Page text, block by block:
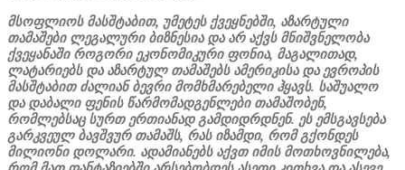
მსოფლიოს მასშტაბით, უმეტეს ქვეყნებში, აზარტული
თამაშები ლეგალური ბიზნესია და არ აქვს მნიშვნელობა
ქვეყანაში როგორი ეკონომიკური ფონია, მაგალითად,
ლატარიებს და აზარტულ თამაშებს ამერიკისა და ევროპის
მასშტაბით ძალიან ბევრი მომხმარებელი ჰყავს. საშუალო
და დაბალი ფენის წარმომადგენლები თამაშობენ,
რომლებსაც სურთ ერთიანად გამდიდრდნენ. ეს ემსგავსება
გარკვეულ ბავშვურ თამაშს, რას იზამდი, რომ გქონდეს
მილიონი დოლარი. ადამიანებს აქვთ იმის მოთხოვნილება,